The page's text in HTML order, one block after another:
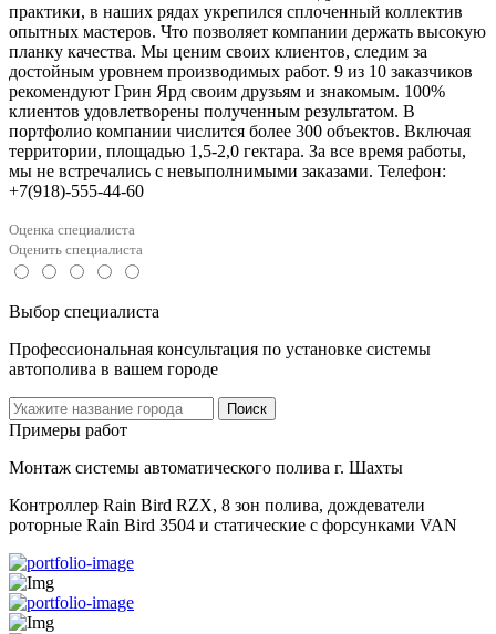
практики, в наших рядах укрепился сплоченный коллектив
опытных мастеров. Что позволяет компании держать высокую
планку качества. Мы ценим своих клиентов, следим за
достойным уровнем производимых работ. 9 из 10 заказчиков
рекомендуют Грин Ярд своим друзьям и знакомым. 100%
клиентов удовлетворены полученным результатом. В
портфолио компании числится более 300 объектов. Включая
территории, площадью 1,5-2,0 гектара. За все время работы,
мы не встречались с невыполнимыми заказами. Телефон:
+7(918)-555-44-60
Оценка специалиста
Оценить специалиста
Выбор специалиста
Профессиональная консультация по установке системы
автополива в вашем городе
Поиск
Примеры работ
Монтаж системы автоматического полива г. Шахты
Контроллер Rain Bird RZX, 8 зон полива, дождеватели
роторные Rain Bird 3504 и статические с форсунками VAN